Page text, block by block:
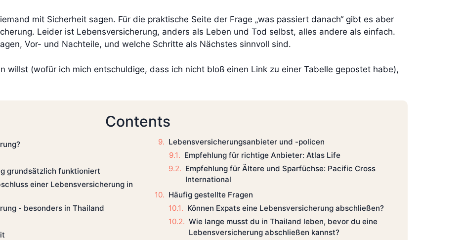
mit Sicherheit sagen. Für die praktische Seite der Frage „was passiert danach“ gibt es aber
Leider ist Lebensversicherung, anders als Leben und Tod selbst, alles andere als einfach.
Vor- und Nachteile, und welche Schritte als Nächstes sinnvoll sind.
willst (wofür ich mich entschuldige, dass ich nicht bloß einen Link zu einer Tabelle gepostet habe),
Contents
grundsätzlich funktioniert
einer Lebensversicherung in
- besonders in Thailand
Lebensversicherungsanbieter und -policen
Empfehlung für richtige Anbieter: Atlas Life
Empfehlung für Ältere und Sparfüchse: Pacific Cross
International
Häufig gestellte Fragen
Können Expats eine Lebensversicherung abschließen?
Wie lange musst du in Thailand leben, bevor du eine
Lebensversicherung abschließen kannst?